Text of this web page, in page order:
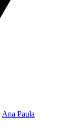
Ana Paula